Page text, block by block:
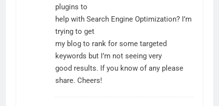
plugins to
help with Search Engine Optimization? I’m
trying to get
my blog to rank for some targeted
keywords but I’m not seeing very
good results. If you know of any please
share. Cheers!